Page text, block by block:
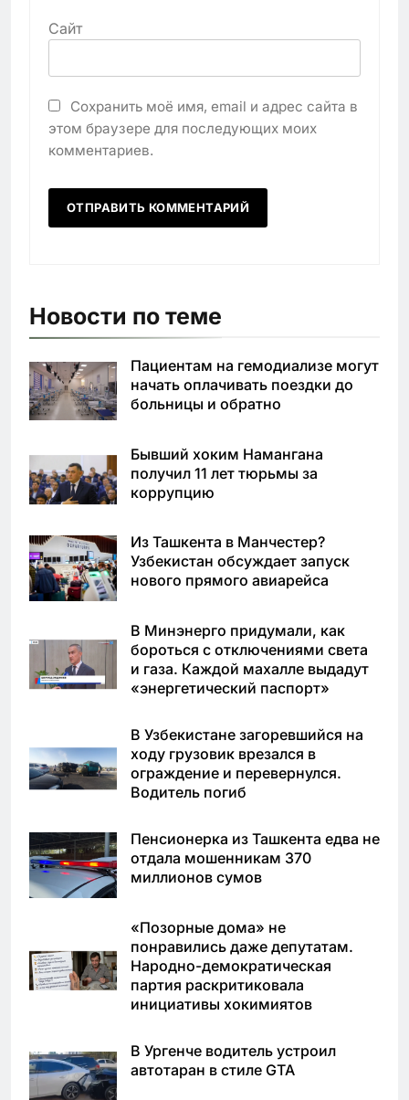
Сайт
Сохранить моё имя, email и адрес сайта в
этом браузере для последующих моих
комментариев.
Новости по теме
Пациентам на гемодиализе могут
начать оплачивать поездки до
больницы и обратно
Бывший хоким Намангана
получил 11 лет тюрьмы за
коррупцию
Из Ташкента в Манчестер?
Узбекистан обсуждает запуск
нового прямого авиарейса
В Минэнерго придумали, как
бороться с отключениями света
и газа. Каждой махалле выдадут
«энергетический паспорт»
В Узбекистане загоревшийся на
ходу грузовик врезался в
ограждение и перевернулся.
Водитель погиб
Пенсионерка из Ташкента едва не
отдала мошенникам 370
миллионов сумов
«Позорные дома» не
понравились даже депутатам.
Народно-демократическая
партия раскритиковала
инициативы хокимиятов
В Ургенче водитель устроил
автотаран в стиле GTA